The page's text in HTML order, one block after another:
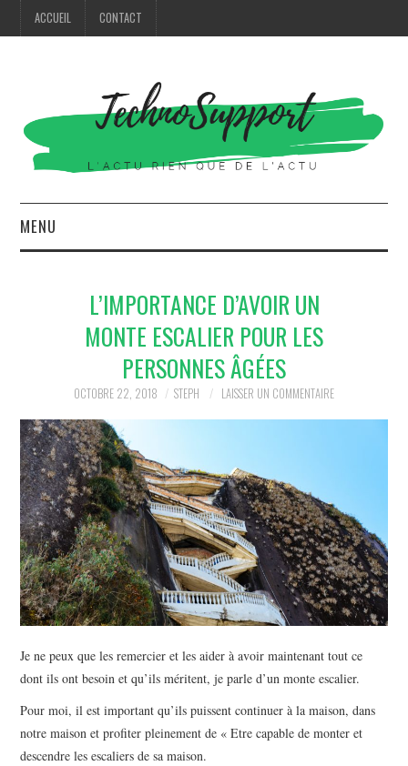
ACCUEIL CONTACT
MENU
IMMOBILIER
SOCIETE
FORMATION
SANTÉ
L’IMPORTANCE D’AVOIR UN
MONTE ESCALIER POUR LES
PERSONNES ÂGÉES
OCTOBRE 22, 2018 STEPH LAISSER UN COMMENTAIRE
Je ne peux que les remercier et les aider à avoir maintenant tout ce
dont ils ont besoin et qu’ils méritent, je parle d’un monte escalier.
Pour moi, il est important qu’ils puissent continuer à la maison, dans
notre maison et profiter pleinement de « Etre capable de monter et
descendre les escaliers de sa maison.